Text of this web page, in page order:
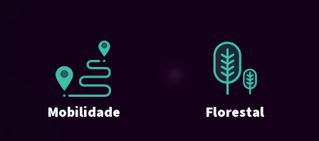
Mobilidade Florestal